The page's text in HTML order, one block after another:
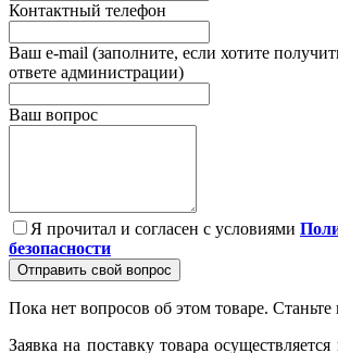
Контактный телефон
Ваш e-mail (заполните, если хотите
ответе администрации)
Ваш вопрос
Я прочитал и согласен с условиями
безопасности
Отправить свой вопрос
Пока нет вопросов об этом товаре.
Заявка на поставку товара